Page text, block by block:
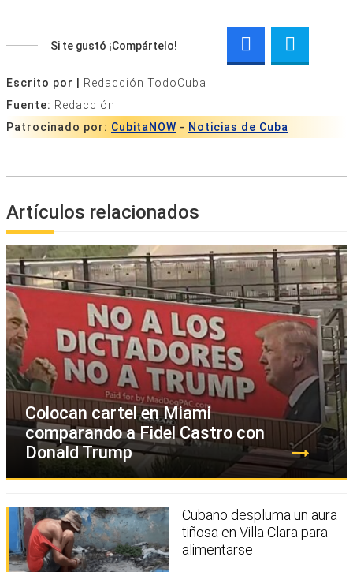
Si te gustó ¡Compártelo!
Escrito por |
Redacción TodoCuba
Fuente: Redacción
Patrocinado por: CubitaNOW - Noticias de Cuba
Artículos relacionados
Colocan cartel en Miami
comparando a Fidel Castro con
Donald Trump
Cubano despluma un aura
tiñosa en Villa Clara para
alimentarse